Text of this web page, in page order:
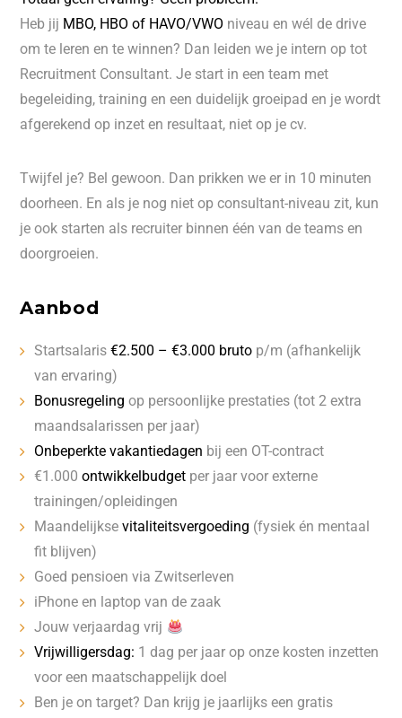
Heb jij MBO, HBO of HAVO/VWO niveau en wél de drive
om te leren en te winnen? Dan leiden we je intern op tot
Recruitment Consultant. Je start in een team met
begeleiding, training en een duidelijk groeipad en je wordt
afgerekend op inzet en resultaat, niet op je cv.
Twijfel je? Bel gewoon. Dan prikken we er in 10 minuten
doorheen. En als je nog niet op consultant-niveau zit, kun
je ook starten als recruiter binnen één van de teams en
doorgroeien.
Aanbod
Startsalaris€2.500 – €3.000 bruto p/m (afhankelijk
van ervaring)
Bonusregeling op persoonlijke prestaties (tot 2 extra
maandsalarissen per jaar)
Onbeperkte vakantiedagen bij een OT-contract
€1.000ontwikkelbudget per jaar voor externe
trainingen/opleidingen
Maandelijksevitaliteitsvergoeding (fysiek én mentaal
fit blijven)
Goed pensioen via Zwitserleven
iPhone en laptop van de zaak
Jouw verjaardag vrij
Vrijwilligersdag: 1 dag per jaar op onze kosten inzetten
voor een maatschappelijk doel
Ben je on target? Dan krijg je jaarlijks een gratis